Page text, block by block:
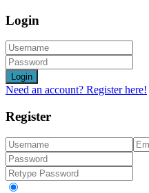
Login
Login
Need an account? Register here!
Register